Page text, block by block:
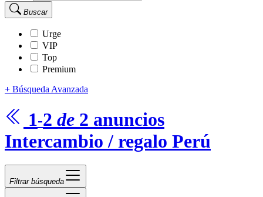
Buscar
Urge
VIP
Top
Premium
+ Búsqueda Avanzada
1-2 de 2 anuncios
Intercambio / regalo Perú
Filtrar búsqueda